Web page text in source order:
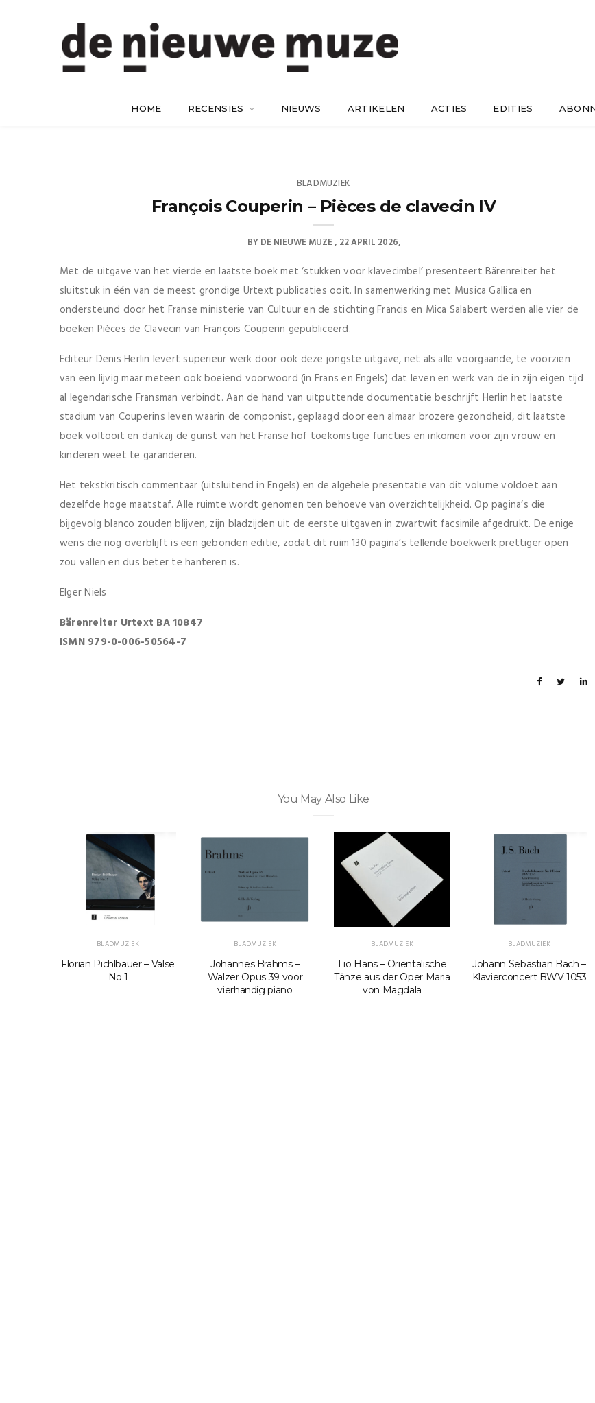
HOME RECENSIES NIEUWS ARTIKELEN ACTIES EDITIES
BLADMUZIEK
François Couperin – Pièces de clavecin IV
BYDE NIEUWE MUZE 22 APRIL 2026
Met de uitgave van het vierde en laatste boek met ‘stukken voor klavecimbel’ presenteert Bärenreiter het
sluitstuk in één van de meest grondige Urtext publicaties ooit. In samenwerking met Musica Gallica en
ondersteund door het Franse ministerie van Cultuur en de stichting Francis en Mica Salabert werden alle vier de
boeken Pièces de Clavecin van François Couperin gepubliceerd.
Editeur Denis Herlin levert superieur werk door ook deze jongste uitgave, net als alle voorgaande, te voorzien
van een lijvig maar meteen ook boeiend voorwoord (in Frans en Engels) dat leven en werk van de in zijn eigen tijd
al legendarische Fransman verbindt. Aan de hand van uitputtende documentatie beschrijft Herlin het laatste
stadium van Couperins leven waarin de componist, geplaagd door een almaar brozere gezondheid, dit laatste
boek voltooit en dankzij de gunst van het Franse hof toekomstige functies en inkomen voor zijn vrouw en
kinderen weet te garanderen.
Het tekstkritisch commentaar (uitsluitend in Engels) en de algehele presentatie van dit volume voldoet aan
dezelfde hoge maatstaf. Alle ruimte wordt genomen ten behoeve van overzichtelijkheid. Op pagina’s die
bijgevolg blanco zouden blijven, zijn bladzijden uit de eerste uitgaven in zwartwit facsimile afgedrukt. De enige
wens die nog overblijft is een gebonden editie, zodat dit ruim 130 pagina’s tellende boekwerk prettiger open
zou vallen en dus beter te hanteren is.
Elger Niels
Bärenreiter Urtext BA 10847
ISMN 979-0-006-50564-7
You May Also Like
BLADMUZIEK
Florian Pichlbauer – Valse
No.1
BLADMUZIEK
Johannes Brahms –
Walzer Opus 39 voor
vierhandig piano
BLADMUZIEK
Lio Hans – Orientalische
Tänze aus der Oper Maria
von Magdala
BLADMUZIEK
Johann Sebastian Bach –
Klavierconcert BWV 1053